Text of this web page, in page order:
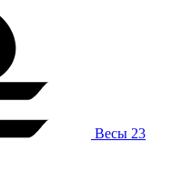
Весы 23